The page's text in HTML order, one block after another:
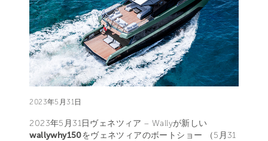
2023年5月31日
2023年5月31日ヴェネツィア – Wallyが新しい
wallywhy150をヴェネツィアのボートショー （5月31